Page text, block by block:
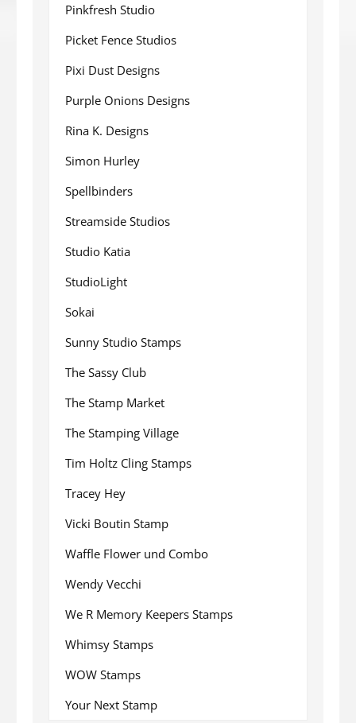
Pinkfresh Studio
Picket Fence Studios
Pixi Dust Designs
Purple Onions Designs
Rina K. Designs
Simon Hurley
Spellbinders
Streamside Studios
Studio Katia
StudioLight
Sokai
Sunny Studio Stamps
The Sassy Club
The Stamp Market
The Stamping Village
Tim Holtz Cling Stamps
Tracey Hey
Vicki Boutin Stamp
Waffle Flower und Combo
Wendy Vecchi
We R Memory Keepers Stamps
Whimsy Stamps
WOW Stamps
Your Next Stamp